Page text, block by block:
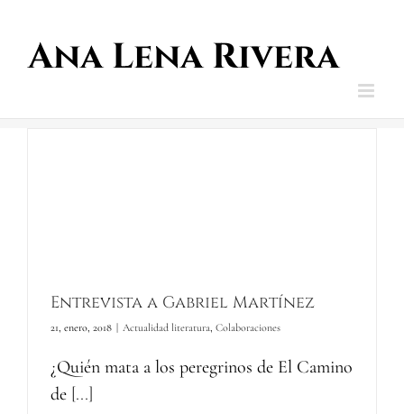
contenido
Entrevista a Gabriel Martínez
21, enero, 2018 Actualidad literatura, Colaboraciones
¿Quién mata a los peregrinos de El Camino
de [...]